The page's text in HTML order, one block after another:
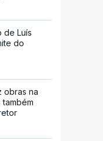
de Luís
do
obras na